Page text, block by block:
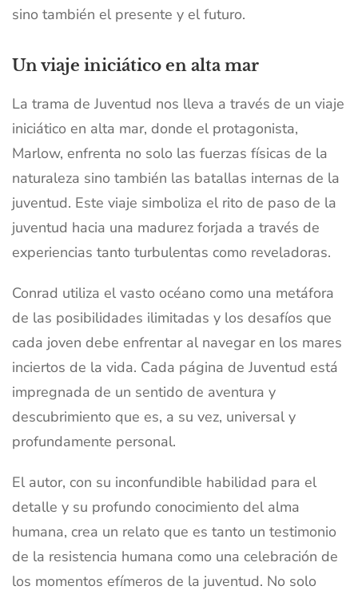
sino también el presente y el futuro.
Un viaje iniciático en alta mar
La trama de Juventud nos lleva a través de un viaje
iniciático en alta mar, donde el protagonista,
Marlow, enfrenta no solo las fuerzas físicas de la
naturaleza sino también las batallas internas de la
juventud. Este viaje simboliza el rito de paso de la
juventud hacia una madurez forjada a través de
experiencias tanto turbulentas como reveladoras.
Conrad utiliza el vasto océano como una metáfora
de las posibilidades ilimitadas y los desafíos que
cada joven debe enfrentar al navegar en los mares
inciertos de la vida. Cada página de Juventud está
impregnada de un sentido de aventura y
descubrimiento que es, a su vez, universal y
profundamente personal.
El autor, con su inconfundible habilidad para el
detalle y su profundo conocimiento del alma
humana, crea un relato que es tanto un testimonio
de la resistencia humana como una celebración de
los momentos efímeros de la juventud. No solo